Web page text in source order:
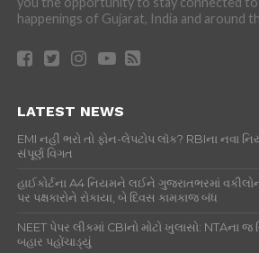
happenings of Gujarat, India and around
LATEST NEWS
EMI નહીં ભરો તો ફોન-લેપટોપ લૉક? RBIના નવા
સંપૂર્ણ વિગત
હાઈકોર્ટના A4 નિયમને લઈને ગુજરાતભરમાં
પર પક્ષકારોને રોકાયા, બે દિવસ કામકાજ બંધ
NEET પેપર લીકમાં CBIનો મોટો ખુલાસો: NTAના જ
બહાર પહોંચાડ્યું